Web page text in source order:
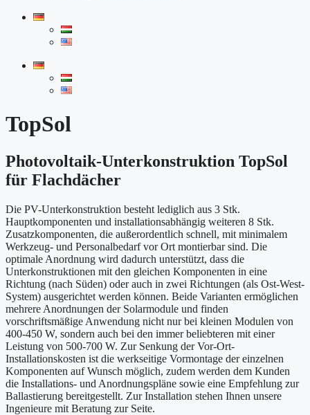
TopSol
Photovoltaik-Unterkonstruktion TopSol
für Flachdächer
Die PV-Unterkonstruktion besteht lediglich aus 3 Stk.
Hauptkomponenten und installationsabhängig weiteren 8 Stk.
Zusatzkomponenten, die außerordentlich schnell, mit minimalem
Werkzeug- und Personalbedarf vor Ort montierbar sind. Die
optimale Anordnung wird dadurch unterstützt, dass die
Unterkonstruktionen mit den gleichen Komponenten in eine
Richtung (nach Süden) oder auch in zwei Richtungen (als Ost-West-
System) ausgerichtet werden können. Beide Varianten ermöglichen
mehrere Anordnungen der Solarmodule und finden
vorschriftsmäßige Anwendung nicht nur bei kleinen Modulen von
400-450 W, sondern auch bei den immer beliebteren mit einer
Leistung von 500-700 W. Zur Senkung der Vor-Ort-
Installationskosten ist die werkseitige Vormontage der einzelnen
Komponenten auf Wunsch möglich, zudem werden dem Kunden
die Installations- und Anordnungspläne sowie eine Empfehlung zur
Ballastierung bereitgestellt. Zur Installation stehen Ihnen unsere
Ingenieure mit Beratung zur Seite.